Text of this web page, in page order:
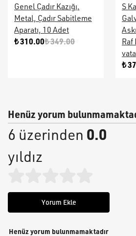
Genel Çadır Kazığı,
Metal, Çadır Sabitleme
Aparatı, 10 Adet
₺ 310.00₺ 349.00
S
Raf
₺
Henüz yorum
6 üzerinden 0.0
yıldız
Yorum Ekle
Henüz yorum bulunmamaktadır